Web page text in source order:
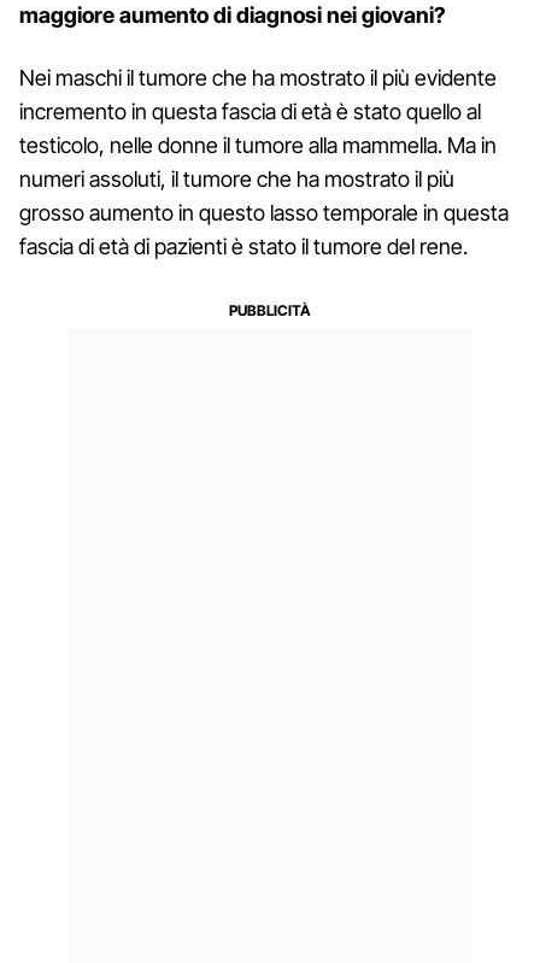
maggiore aumento di diagnosi nei giovani?
Nei maschi il tumore che ha mostrato il più evidente
incremento in questa fascia di età è stato quello al
testicolo, nelle donne il tumore alla mammella. Ma in
numeri assoluti, il tumore che ha mostrato il più
grosso aumento in questo lasso temporale in questa
fascia di età di pazienti è stato il tumore del rene.